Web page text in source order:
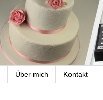
Über mich Kontakt